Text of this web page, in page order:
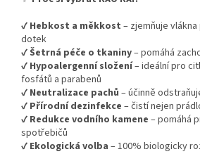
✔ Hebkost a měkkost – zjemňuje
dotek
✔Šetrná péče o tkaniny– pomáhá
✔ Hypoalergenní složení– ideální pro
fosfátů a parabenů
✔ Neutralizace pachů – účinně
✔ Přírodní dezinfekce – čistí nejen
✔ Redukce vodního kamene – pomáhá
spotřebičů
✔ Ekologická volba – 100% biologicky